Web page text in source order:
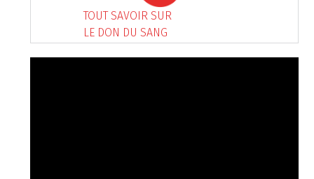
TOUT SAVOIR SUR
LE DON DU SANG